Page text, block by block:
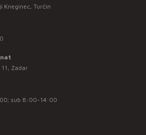
Kneginec, Turčin
Zadar
sub 8:00-14:00